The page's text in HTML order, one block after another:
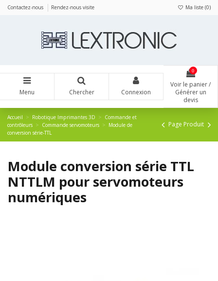
Contactez-nous Rendez-nous visite Ma liste (0)
Menu Chercher Connexion
0
Voir le panier /
Générer un
devis
Accueil Robotique Imprimantes 3D
Commande et
contrôleurs
Commande servomoteurs
Module de
conversion série-TTL
Page Produit
Module conversion série TTL
NTTLM pour servomoteurs
numériques
Panneau de gestion des cookies